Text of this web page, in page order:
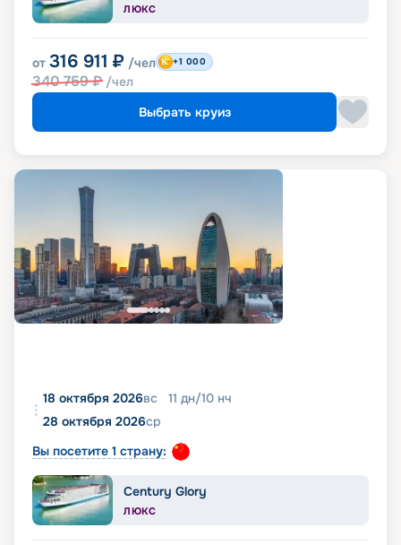
ЛЮКС
от 316 911 ₽ /чел
340 759₽ /чел
+1 000
Выбрать круиз
18 октября 2026вс 11 дн/10 нч
28 октября 2026ср
Вы посетите 1 страну:
Century Glory
ЛЮКС